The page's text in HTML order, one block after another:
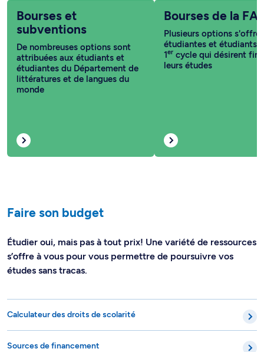
Bourses et
subventions
De nombreuses options sont
attribuées aux étudiants et
étudiantes du Département de
littératures et de langues du
monde
Bourses de la
Plusieurs options
étudiantes et étudiants
1er cycle qui désirent
leurs études
Faire son budget
Étudier oui, mais pas à tout prix! Une variété de ressources
s’offre à vous pour vous permettre de poursuivre vos
études sans tracas.
Calculateur des droits de scolarité
Sources de financement